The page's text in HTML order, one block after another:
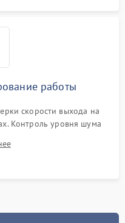
работы
скорости выхода на
Контроль уровня шума
стенок и корректного
оттайки.